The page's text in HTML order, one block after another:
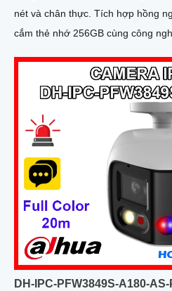
nét và chân thực. Tích hợp hồng ngoại 30m, micro thu âm, khe
cắm thẻ nhớ 256GB cùng công
DH-IPC-PFW3849S-A180-